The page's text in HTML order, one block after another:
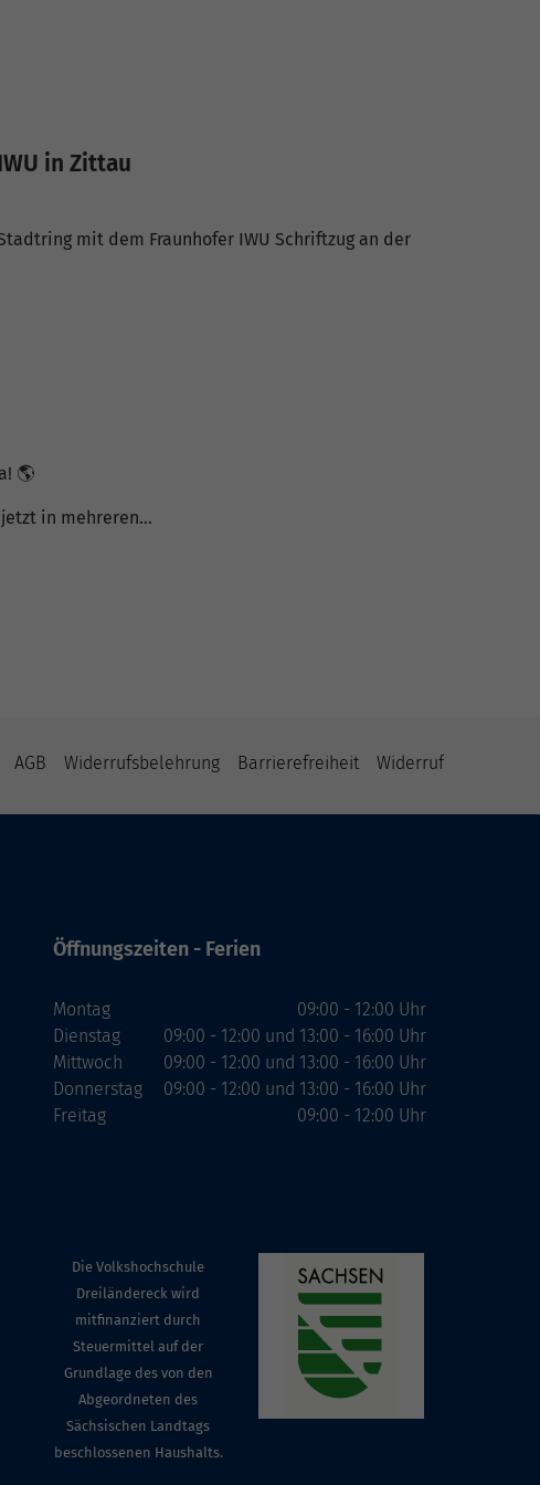
in Zittau
mit dem Fraunhofer IWU Schriftzug an der
🌎
in mehreren…
AGB Widerrufsbelehrung Barrierefreiheit Widerruf
Öffnungszeiten - Ferien
Montag
Dienstag
Mittwoch
Donnerstag
Freitag
09:00 - 12:00 Uhr
09:00 - 12:00 und 13:00 - 16:00 Uhr
09:00 - 12:00 und 13:00 - 16:00 Uhr
09:00 - 12:00 und 13:00 - 16:00 Uhr
09:00 - 12:00 Uhr
Die Volkshochschule
Dreiländereck wird
mitfinanziert durch
Steuermittel auf der
Grundlage des von den
Abgeordneten des
Sächsischen Landtags
beschlossenen Haushalts.